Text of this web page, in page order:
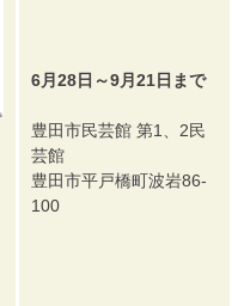
6月28日～9月21日まで
豊田市民芸館 第1、2民
芸館
豊田市平戸橋町波岩86-
100